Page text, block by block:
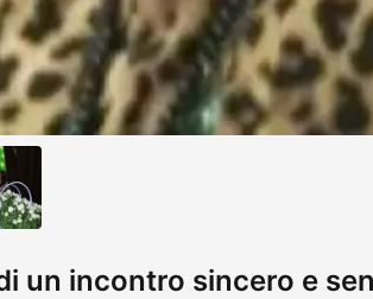
un incontro sincero e